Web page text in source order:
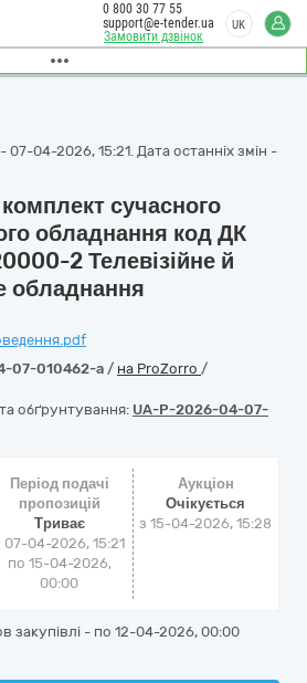
Замовити дзвінок
0 800 30 77 55
support@e-tender.ua
UK
04-2026, 15:21. Дата останніх змін -
сучасного
обладнання код ДК
2 Телевізійне й
обладнання
07-010462-a / на ProZorro /
обґрунтування: UA-P-2026-04-07-
Період подачі
пропозицій
Триває
07-04-2026, 15:21
по 15-04-2026,
00:00
Аукціон
Очікується
з15-04-2026, 15:28
закупівлі - по 12-04-2026, 00:00